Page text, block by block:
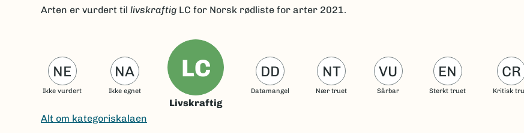
Arten er vurdert til livskraftig LC for Norsk rødliste for arter 2021.
NE
Ikke vurdert
NA
Ikke egnet
LC
Livskraftig
DD
Datamangel
NT
Nær truet
VU
Sårbar
EN
Sterkt truet
CR
Kritisk
Alt om kategoriskalaen